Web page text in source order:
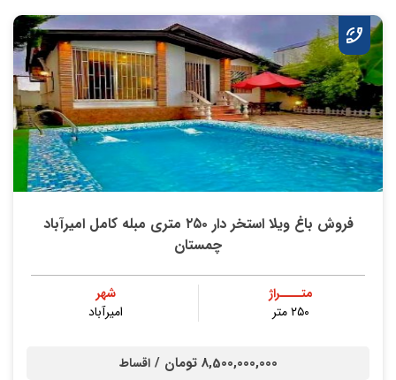
فروش باغ ویلا استخر دار ۲۵۰ متری مبله کامل امیرآباد
چمستان
متــــراژ
۲۵۰ متر
شهر
امیرآباد
8,500,000,000 تومان / اقساط